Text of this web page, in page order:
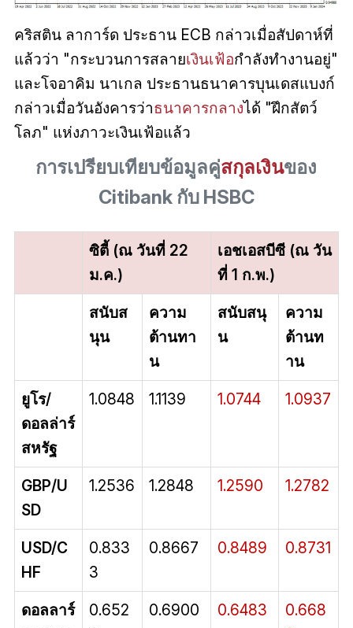
คริสติน ลาการ์ด ประธาน ECB กล่าวเมื่อสัปดาห์ที่
แล้วว่า "กระบวนการสลายเงินเฟ้อกำลังทำงานอยู่"
และโจอาคิม นาเกล ประธานธนาคารบุนเดสแบงก์
กล่าวเมื่อวันอังคารว่าธนาคารกลางได้ "ฝึกสัตว์
โลภ" แห่งภาวะเงินเฟ้อแล้ว
การเปรียบเทียบข้อมูลคู่สกุลเงินของ
Citibank กับ HSBC
ซิตี้ (ณ วันที่ 22
ม.ค.)
เอชเอสบีซี (ณ วัน
ที่ 1 ก.พ.)
สนับส
นุน
ความ
ต้านทา
น
สนับสนุ
น
ความ
ต้านท
าน
ยูโร/
ดอลล่าร์
สหรัฐ
1.0848 1.1139 1.0744 1.0937
GBP/U
SD
1.2536 1.2848 1.2590 1.2782
USD/C
HF
0.833
3
0.8667 0.8489 0.8731
ดอลลาร์
0.652
0.6900 0.6483
0.668